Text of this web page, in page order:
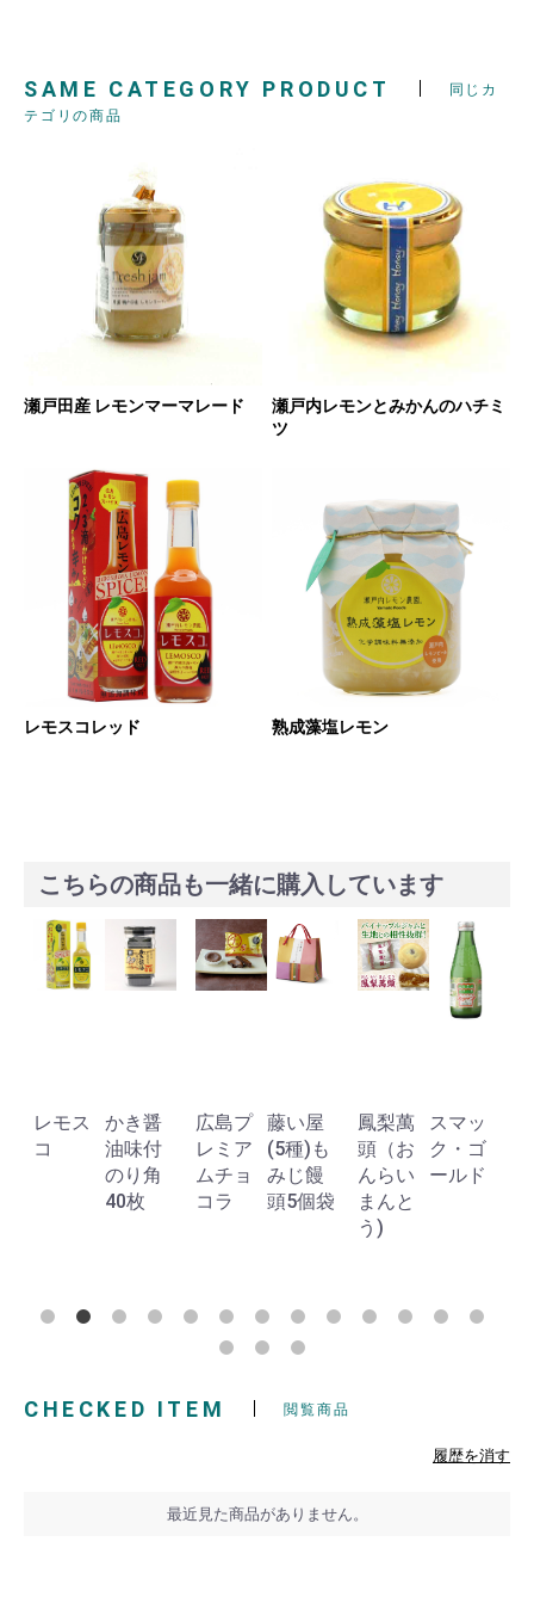
SAME CATEGORY PRODUCT
同じカ
テゴリの商品
瀬戸田産 レモンマーマレード
瀬戸内レモンとみかんのハチミ
ツ
レモスコレッド 熟成藻塩レモン
こちらの商品も一緒に購入しています
レモス
コ
かき醤
油味付
のり角
40枚
広島プ
レミア
ムチョ
コラ
藤い屋
(5種)も
みじ饅
頭5個袋
鳳梨萬
頭（お
んらい
まんと
う)
スマッ
ク・ゴ
ールド
CHECKED ITEM 閲覧商品
履歴を消す
最近見た商品がありません。